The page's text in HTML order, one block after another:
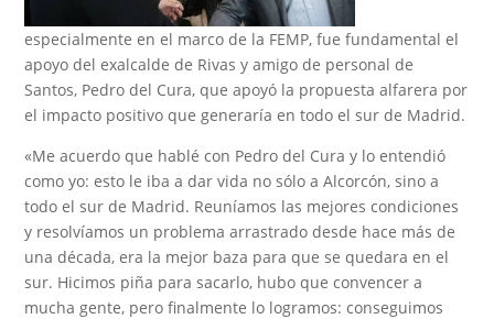
especialmente en el marco de la FEMP, fue fundamental el
apoyo del exalcalde de Rivas y amigo de personal de
Santos, Pedro del Cura, que apoyó la propuesta alfarera por
el impacto positivo que generaría en todo el sur de Madrid.
«Me acuerdo que hablé con Pedro del Cura y lo entendió
como yo: esto le iba a dar vida no sólo a Alcorcón, sino a
todo el sur de Madrid. Reuníamos las mejores condiciones
y resolvíamos un problema arrastrado desde hace más de
una década, era la mejor baza para que se quedara en el
sur. Hicimos piña para sacarlo, hubo que convencer a
mucha gente, pero finalmente lo logramos: conseguimos